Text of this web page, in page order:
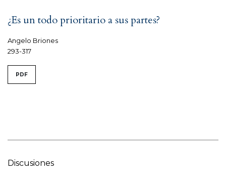
¿Es un todo prioritario a sus partes?
Angelo Briones
293-317
PDF
Discusiones